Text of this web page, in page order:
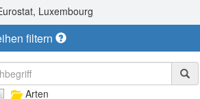
Luxembourg
filtern
Arten